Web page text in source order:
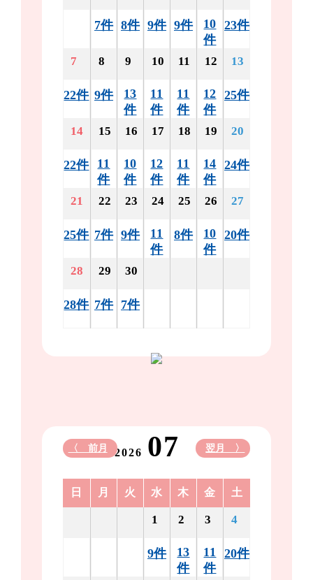
7件 8件 9件 9件
10
件
23件
7
22件
8
9件
9
13
件
10
11
件
11
11
件
12
12
件
13
25件
14
22件
15
11
件
16
10
件
17
12
件
18
11
件
19
14
件
20
24件
21
25件
22
7件
23
9件
24
11
件
25
8件
26
10
件
27
20件
28
28件
29
7件
30
7件
2026 07
〈 前月 翌月 〉
日 月 火 水 木 金 土
1
9件
2
13
件
3
11
件
4
20件